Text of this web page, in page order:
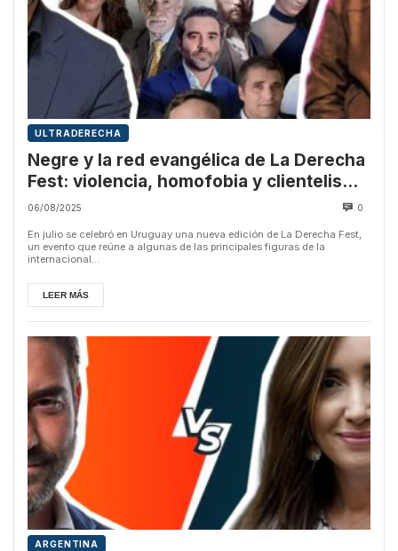
ULTRADERECHA
Negre y la red evangélica de La Derecha
Fest: violencia, homofobia y clientelismo
político
06/08/2025 0
En julio se celebró en Uruguay una nueva edición de La Derecha Fest,
un evento que reúne a algunas de las principales figuras de la
internacional...
LEER MÁS
ARGENTINA